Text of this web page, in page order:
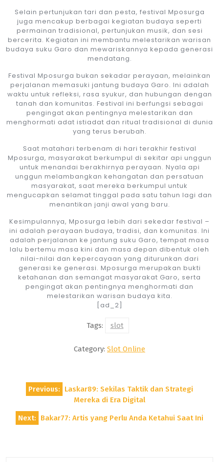
Selain pertunjukan tari dan pesta, festival Mposurga
juga mencakup berbagai kegiatan budaya seperti
permainan tradisional, pertunjukan musik, dan sesi
bercerita. Kegiatan ini membantu melestarikan warisan
budaya suku Garo dan mewariskannya kepada generasi
mendatang.
Festival Mposurga bukan sekadar perayaan, melainkan
perjalanan memasuki jantung budaya Garo. Ini adalah
waktu untuk refleksi, rasa syukur, dan hubungan dengan
tanah dan komunitas. Festival ini berfungsi sebagai
pengingat akan pentingnya melestarikan dan
menghormati adat istiadat dan ritual tradisional di dunia
yang terus berubah.
Saat matahari terbenam di hari terakhir festival
Mposurga, masyarakat berkumpul di sekitar api unggun
untuk menandai berakhirnya perayaan. Nyala api
unggun melambangkan kehangatan dan persatuan
masyarakat, saat mereka berkumpul untuk
mengucapkan selamat tinggal pada satu tahun lagi dan
menantikan janji awal yang baru.
Kesimpulannya, Mposurga lebih dari sekedar festival –
ini adalah perayaan budaya, tradisi, dan komunitas. Ini
adalah perjalanan ke jantung suku Garo, tempat masa
lalu bertemu masa kini dan masa depan dibentuk oleh
nilai-nilai dan kepercayaan yang diturunkan dari
generasi ke generasi. Mposurga merupakan bukti
ketahanan dan semangat masyarakat Garo, serta
pengingat akan pentingnya menghormati dan
melestarikan warisan budaya kita.
[ad_2]
Tags: slot
Category: Slot Online
Post
navigation
Previous:
Laskar89: Sekilas Taktik dan Strategi
Mereka di Era Digital
Next: Bakar77: Artis yang Perlu Anda Ketahui Saat Ini